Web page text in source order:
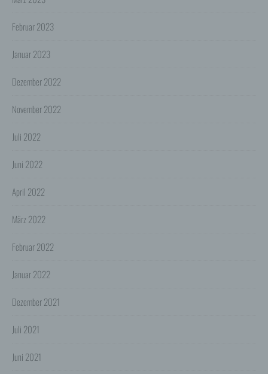
Februar 2023
Januar 2023
Dezember 2022
November 2022
Juli 2022
Juni 2022
April 2022
März 2022
Februar 2022
Januar 2022
Dezember 2021
Juli 2021
Juni 2021
entgegenstehen.
4. Erhebung von Zugriffsdaten
Wir erheben Daten über jeden Zugriff auf den Server,
Serverlogfiles). Zu den Zugriffsdaten gehören Name
erfolgreichen Abruf, Browsertyp nebst Version, das
Provider.
Wir verwenden die Protokolldaten ohne Zuordnung zur
Person des Nutzers oder sonstiger Profilerstellung
statistische Auswertungen zum Zweck des Betriebs,
Protokolldaten nachträglich zu überprüfen, wenn
Verdacht einer rechtswidrigen Nutzung besteht.
Cookies sind Informationen, die von unserem
späteren Abruf gespeichert werden. Über den Einsatz
dieser Datenschutzerklärung informiert.
Die Betrachtung dieses Onlineangebotes ist auch unter
Ausschluss von Cookies möglich. Falls die Nutzer